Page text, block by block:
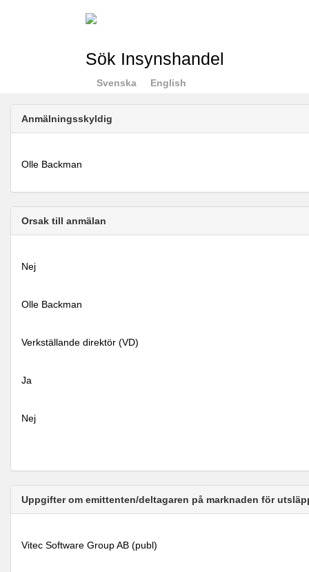
Sök Insynshandel
Svenska English
Anmälningsskyldig
Olle Backman
Orsak till anmälan
Nej
Olle Backman
Verkställande direktör (VD)
Ja
Nej
Uppgifter om emittenten/deltagaren på marknaden för
Vitec Software Group AB (publ)